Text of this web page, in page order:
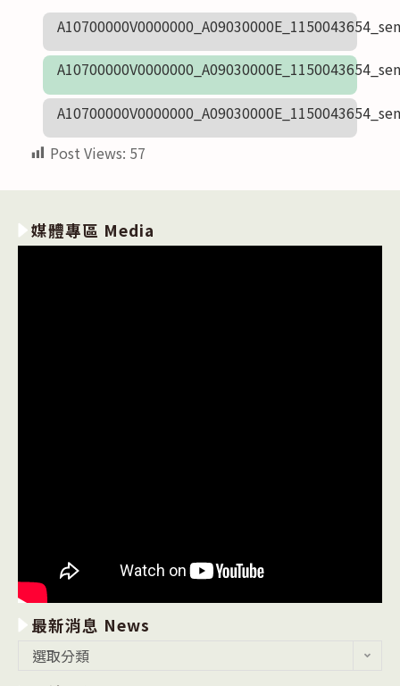
Post Views: 57
媒體專區 Media
最新消息 News
選取分類